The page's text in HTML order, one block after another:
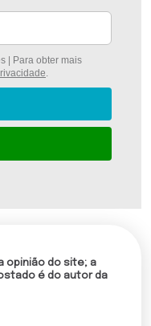
| Para obter mais
opinião do site; a
é do autor da